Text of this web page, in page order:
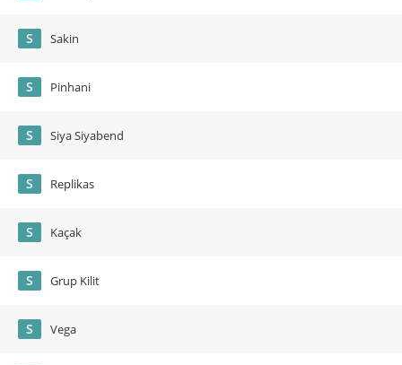
S Sakin
S Pinhani
S Siya Siyabend
S Replikas
S Kaçak
S Grup Kilit
S Vega